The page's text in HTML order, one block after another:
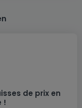
de prix en
!